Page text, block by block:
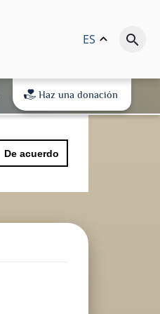
ES keyboard_arrow_up search
Haz una donación
De acuerdo